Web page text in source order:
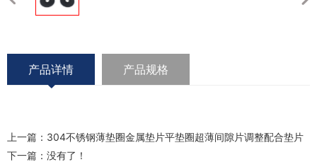
产品详情 产品规格
上一篇： 304不锈钢薄垫圈金属垫片平垫圈超薄间隙片调整配合垫片
下一篇：没有了！